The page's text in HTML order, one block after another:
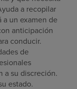
a recopilar
un examen de
anticipación
conducir.
de
a su discreción.
estado.